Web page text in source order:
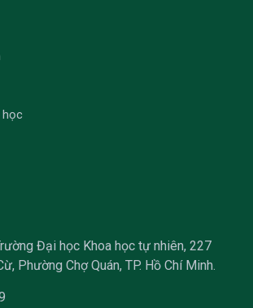
học
Đại học Khoa học tự nhiên, 227
Phường Chợ Quán, TP. Hồ Chí Minh.